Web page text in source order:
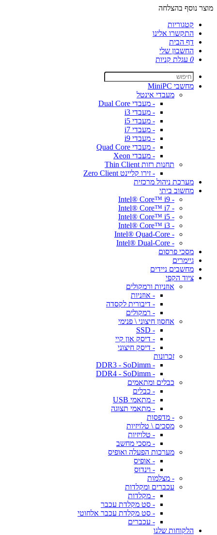
מוצר נוסף בהצלחה
קטגוריות
התקשרו אלינו
דף הבית
החשבון שלי
0 עגלת קניות
מחשבי MiniPC
מעבדי אינטל
- מעבדי Dual Core
- מעבדי i3
- מעבדי i5
- מעבדי i7
- מעבדי i9
- מעבדי Quad Core
- מעבדי Xeon
תחנות רזות Thin Client
- זירו קליינט Zero Client
מערכת ניהול מרכזית
מחשוב ביתי
- Intel® Core™ i9
- Intel® Core™ i7
- Intel® Core™ i5
- Intel® Core™ i3
- Intel® Quad-Core
- Intel® Dual-Core
מסכי פרסום
גיימרים
מחשבים ניידים
ציוד הקפי
אוזניות ורמקולים
- אוזניות
- דיבורית לקסדה
- רמקולים
אחסון חיצוני \ פנימי
- SSD
- דיסק און קיי
- דיסק חיצוני
זכרונות
- DDR3 - SoDimm
- DDR4 - SoDimm
כבלים ומתאמים
- כבלים
- מתאמי USB
- מתאמי תצוגה
- מדפסות
מסכים \ טלויזיות
- טלויזיות
- מסכי מחשב
מערכות הפעלה ואופיס
- אופיס
- וינדוס
- מצלמות
עכברים ומקלדות
- מקלדות
- סט מקלדת עכבר
- סט מקלדת עכבר אלחוטי
- עכברים
הלקוחות שלנו